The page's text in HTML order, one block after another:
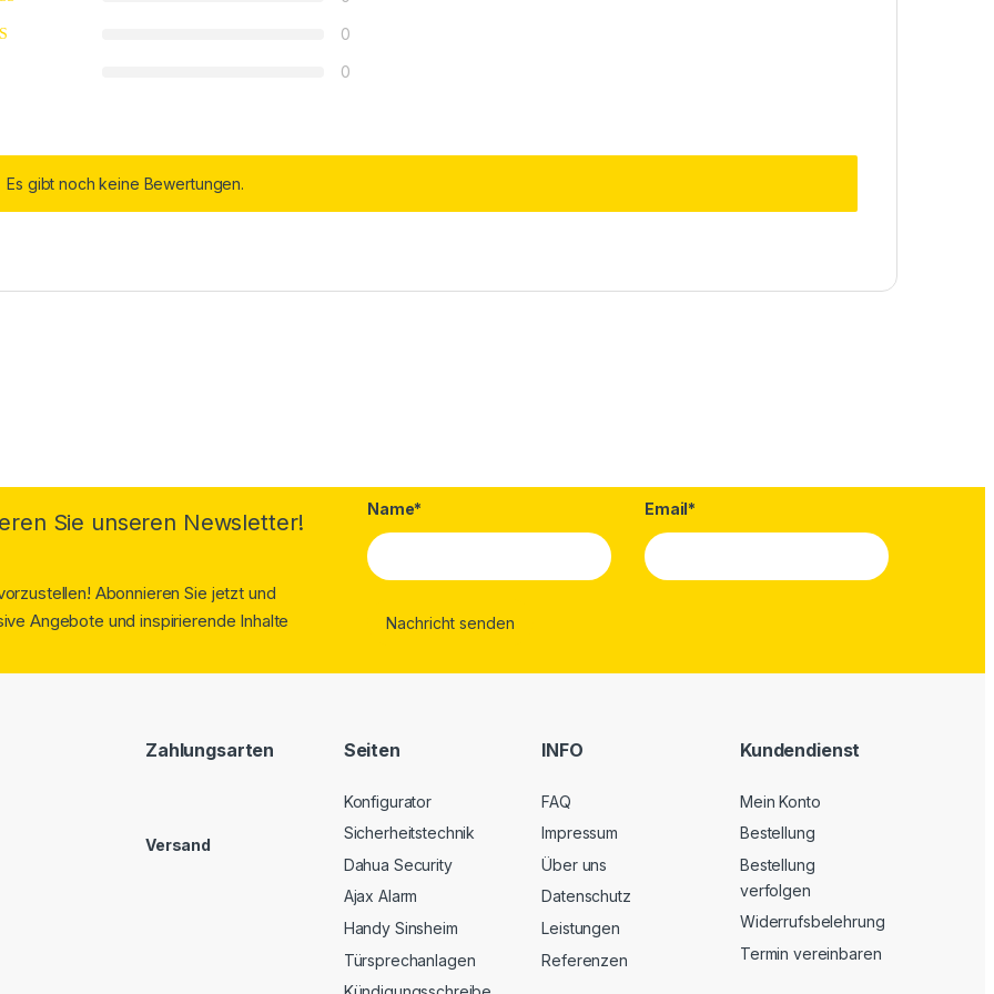
0
0
Es gibt noch keine Bewertungen.
Sie unseren Newsletter!
Abonnieren Sie jetzt und
Angebote und inspirierende Inhalte
Name* Email*
Zahlungsarten
Versand
Seiten
Konfigurator
Sicherheitstechnik
Dahua Security
Ajax Alarm
Handy Sinsheim
Türsprechanlagen
INFO
FAQ
Impressum
Über uns
Datenschutz
Leistungen
Referenzen
Kundendienst
Mein Konto
Bestellung
Bestellung
verfolgen
Widerrufsbelehrung
Termin vereinbaren